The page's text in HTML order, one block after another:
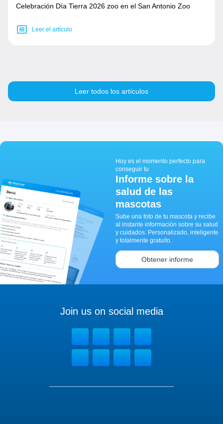
Celebración Día Tierra 2026 zoo en el San Antonio Zoo
Leer el artículo
Leer todos los artículos
Hoy es el momento perfecto para
conseguir tu
Informe sobre la
salud de las
mascotas
Sube una foto de tu mascota y recibe
al instante información sobre su salud
y cuidados. Personalizado, inteligente
y totalmente gratuito.
Obtener informe
Join us on social media